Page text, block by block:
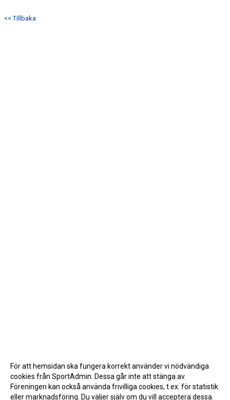
<< Tillbaka
För att hemsidan ska fungera korrekt använder vi nödvändiga
cookies från SportAdmin. Dessa går inte att stänga av.
Föreningen kan också använda frivilliga cookies, t.ex. för statistik
eller marknadsföring. Du väljer själv om du vill acceptera dessa.